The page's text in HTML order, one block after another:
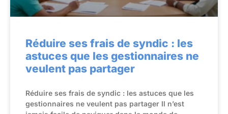
Réduire ses frais de syndic : les
astuces que les gestionnaires ne
veulent pas partager
Réduire ses frais de syndic : les astuces que les
gestionnaires ne veulent pas partager Il n’est